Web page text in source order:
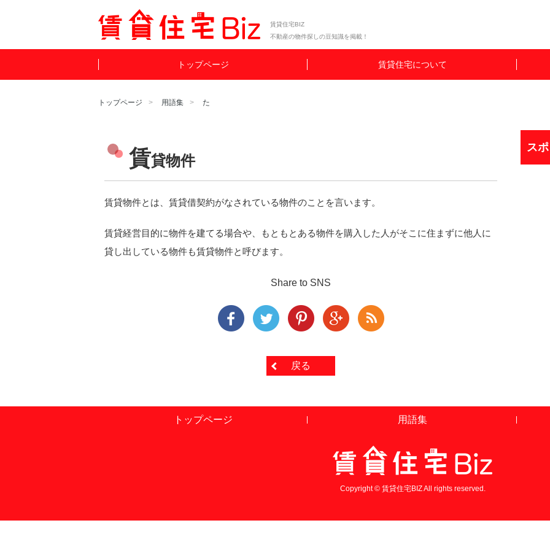
賃貸住宅BIZ
不動産の物件探しの豆知識を掲載！
トップページ 賃貸住宅について
トップページ 用語集 た
賃貸物件
賃貸物件とは、賃貸借契約がなされている物件のことを言います。
賃貸経営目的に物件を建てる場合や、もともとある物件を購入した人がそこに住まずに他人に
貸し出している物件も賃貸物件と呼びます。
Share to SNS
戻る
ス
トップページ 用語集
Copyright © 賃貸住宅BIZ All rights reserved.